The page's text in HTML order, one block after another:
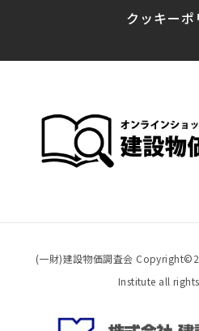
クッキーポ
(一財)建設物価調査会 Copyright©
Institute all